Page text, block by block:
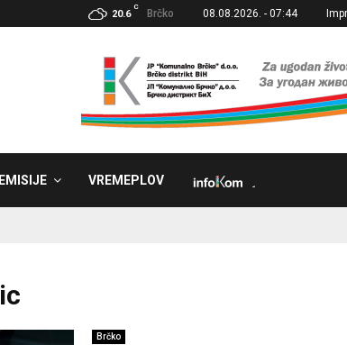
20.6
C
Brčko 08.08.2026. - 07:44
EMISIJE VREMEPLOV
Brčko